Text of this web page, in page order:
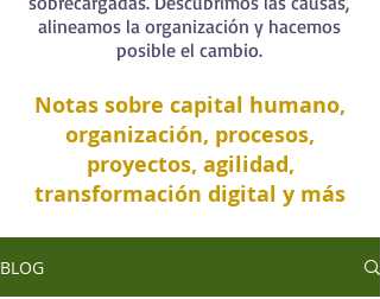
alineamos la organización y hacemos
posible el cambio.
Notas sobre capital humano,
organización, procesos,
proyectos, agilidad,
transformación digital y más
BLOG